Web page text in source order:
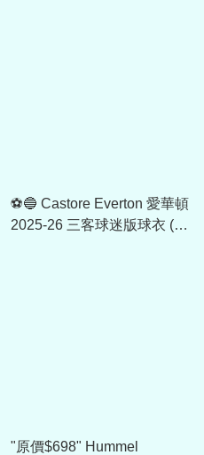
⚽🔵 Castore Everton 愛華頓
2025-26 三客球迷版球衣 (可
"原價$698" Hummel